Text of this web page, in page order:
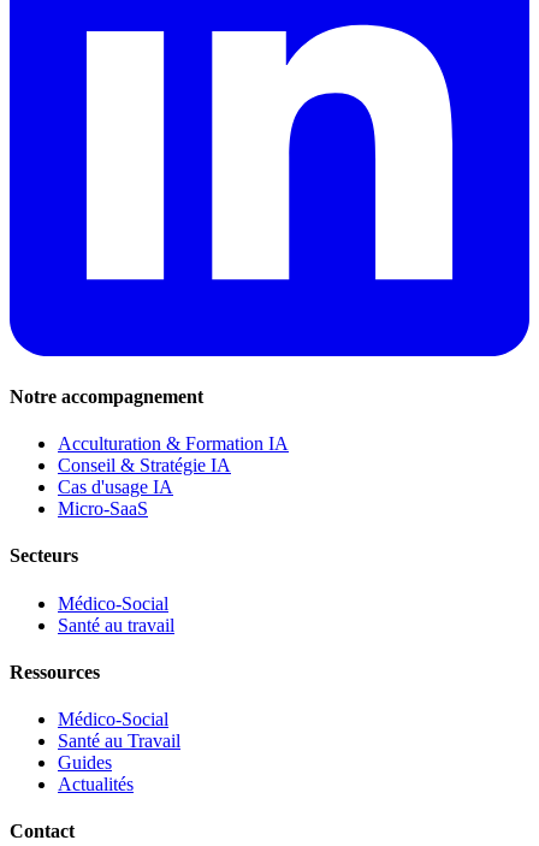
Notre accompagnement
Acculturation & Formation IA
Conseil & Stratégie IA
Cas d'usage IA
Micro-SaaS
Secteurs
Médico-Social
Santé au travail
Ressources
Médico-Social
Santé au Travail
Guides
Actualités
Contact